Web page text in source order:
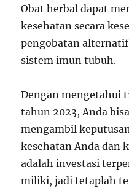
Obat herbal dapat
kesehatan secara
pengobatan
sistem imun tubuh.
Dengan mengetahui
tahun 2023, Anda
mengambil
kesehatan Anda dan
adalah investasi
miliki, jadi tetaplah